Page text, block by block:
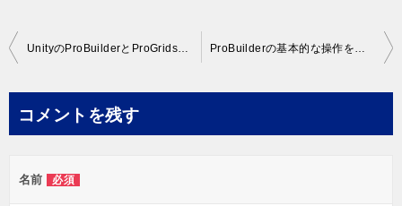
投
ビ
ー
UnityのProBuilderとProGridsで簡単に3Dモデリングができてしまう！ ProBuilderの基本的な操作を覚えるならUnityの公式動画がオススメ！
コメントを残す
名前 必須